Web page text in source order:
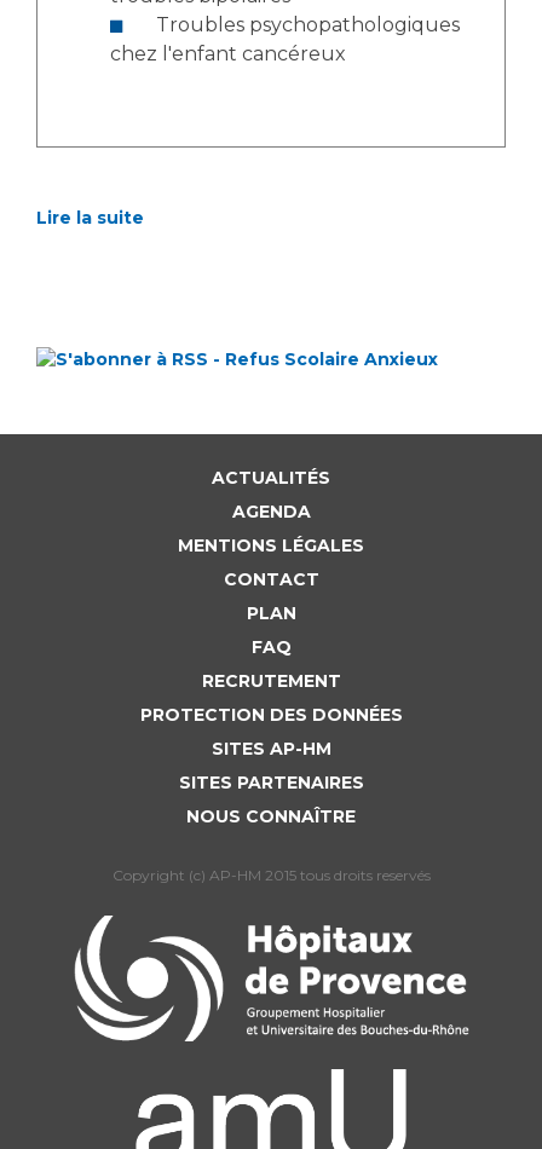
chez l'enfant cancéreux
Lire la suite
ACTUALITÉS
AGENDA
MENTIONS LÉGALES
CONTACT
PLAN
FAQ
RECRUTEMENT
PROTECTION DES DONNÉES
SITES AP-HM
SITES PARTENAIRES
NOUS CONNAÎTRE
Copyright (c) AP-HM 2015 tous droits reservés